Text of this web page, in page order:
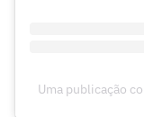
Uma publicação